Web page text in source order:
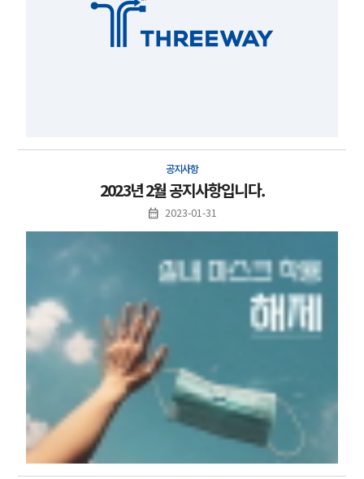
공지사항
2023년 2월 공지사항입니다.
2023-01-31